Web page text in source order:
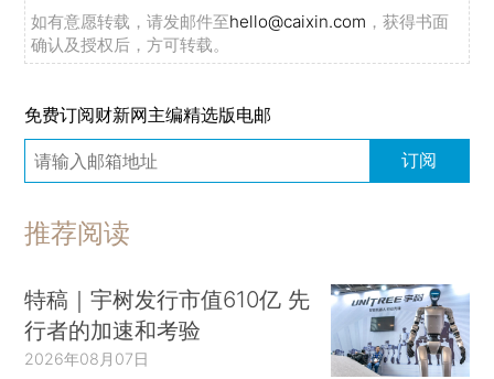
如有意愿转载，请发邮件至hello@caixin.com ，获得书面
确认及授权后，方可转载。
免费订阅财新网主编精选版电邮
订阅
推荐阅读
特稿｜宇树发行市值610亿 先
行者的加速和考验
2026年08月07日